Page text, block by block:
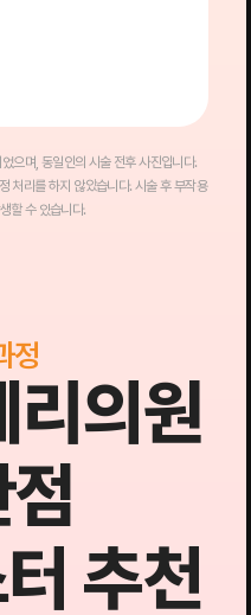
으며, 동일인의 시술 전후 사진입니다.
처리를 하지 않았습니다. 시술 후 부작용
할 수 있습니다.
정
리의원
추천